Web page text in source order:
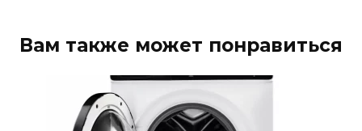
Вам также может понравиться